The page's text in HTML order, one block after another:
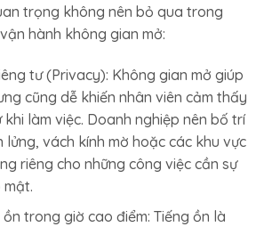
trọng không nên bỏ qua trong
hành không gian mở:
tư (Privacy): Không gian mở giúp
cũng dễ khiến nhân viên cảm thấy
khi làm việc. Doanh nghiệp nên bố trí
lửng, vách kính mờ hoặc các khu vực
riêng cho những công việc cần sự
trong giờ cao điểm: Tiếng ồn là